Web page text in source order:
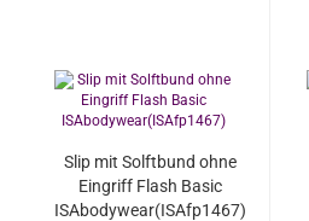
Slip mit Solftbund ohne
Eingriff Flash Basic
ISAbodywear(ISAfp1467)